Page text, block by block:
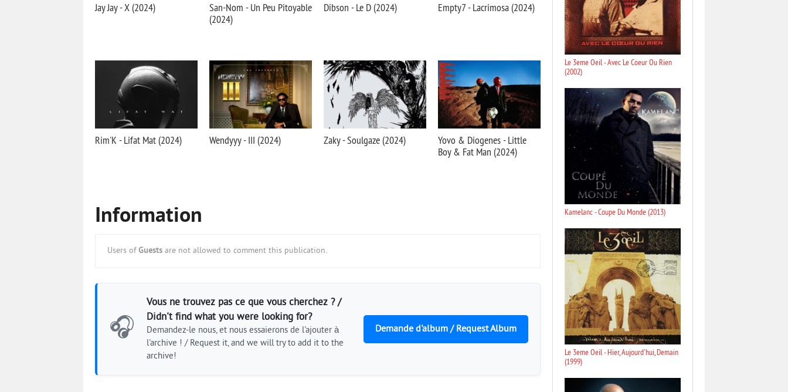
Jay Jay - X (2024)
San-Nom - Un Peu Pitoyable
(2024)
Dibson - Le D (2024) Empty7 - Lacrimosa (2024)
Rim'K - Lifat Mat (2024) Wendyyy - III (2024) Zaky - Soulgaze (2024)
Yovo & Diogenes - Little
Boy & Fat Man (2024)
Information
Users of Guests are not allowed to comment this publication.
🎧
Vous ne trouvez pas ce que vous cherchez ? /
Didn't find what you were looking for?
Demandez-le nous, et nous essaierons de l'ajouter à
l'archive ! / Request it, and we will try to add it to the
archive!
Demande d'album / Request Album
Le 3eme Oeil - Avec Le Coeur Ou Rien
(2002)
Kamelanc - Coupe Du Monde (2013)
Le 3eme Oeil - Hier, Aujourd'hui, Demain
(1999)